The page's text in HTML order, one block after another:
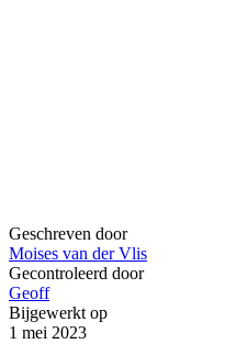
Geschreven door
Moises van der Vlis
Gecontroleerd door
Geoff
Bijgewerkt op
1 mei 2023